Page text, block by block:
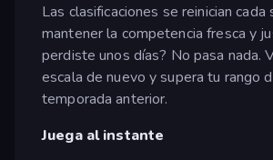
Las clasificaciones se reinician cada
mantener la competencia fresca y
perdiste unos días? No pasa nada.
escala de nuevo y supera tu rango
temporada anterior.
Juega al instante